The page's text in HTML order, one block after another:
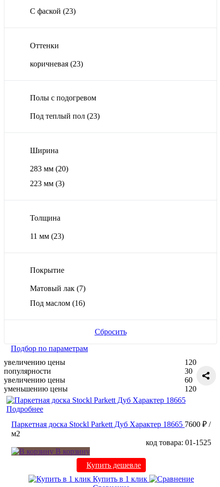
С фаской (23)
Оттенки
коричневая (23)
Полы с подогревом
Под теплый пол (23)
Ширина
283 мм (20)
223 мм (3)
Толщина
11 мм (23)
Покрытие
Матовый лак (7)
Под маслом (16)
Сбросить
Подбор по параметрам
увеличению цены
популярности
увеличению цены
уменьшению цены
120
30
60
120
Подробнее
Паркетная доска Stockl Parkett Дуб Характер 18665 7600 ₽ /
м2
код товара: 01-1525
В корзину
Купить дешевле
Купить в 1 клик